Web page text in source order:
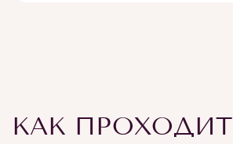
КАК ПРОХОДИТ